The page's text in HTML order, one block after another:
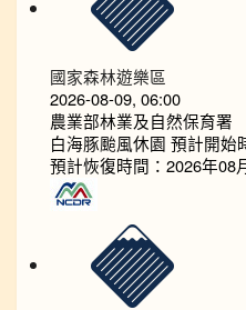
國家森林遊樂區
2026-08-09, 06:00
農業部林業及自然保育署
白海豚颱風休園 預計開始
預計恢復時間：2026年08